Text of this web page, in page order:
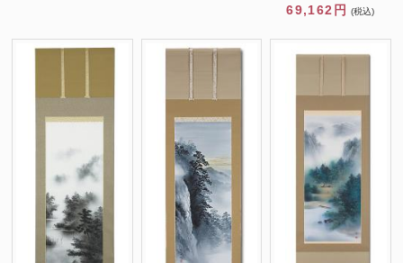
69,162円
(税込)